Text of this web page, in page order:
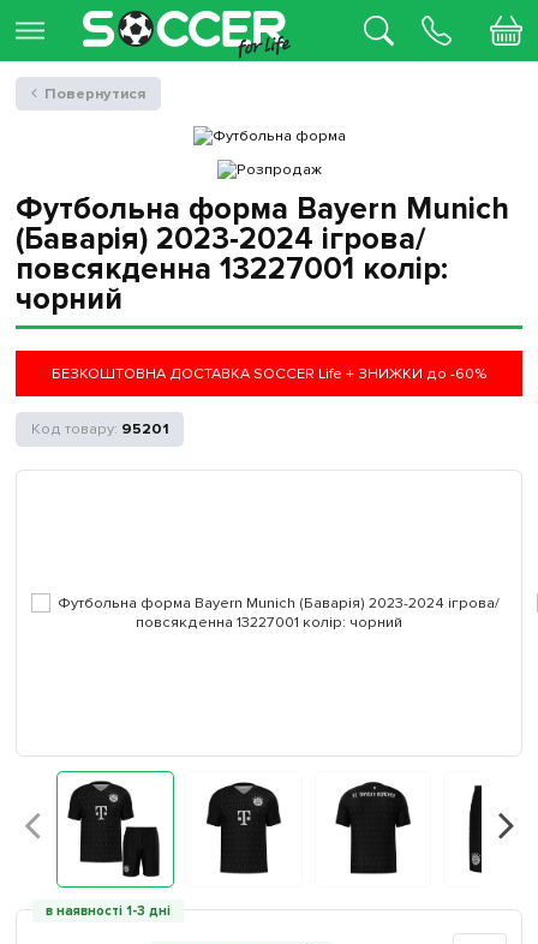
Футбольна форма Bayern Munich
(Баварія) 2023-2024 ігрова/
повсякденна 13227001 колiр:
чорний
БЕЗКОШТОВНА ДОСТАВКА SOCCER Life + ЗНИЖКИ до -60%
95201
в наявності 1-3 дні
Повернутися